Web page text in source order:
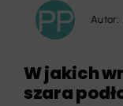
Autor:
W jakich
szara